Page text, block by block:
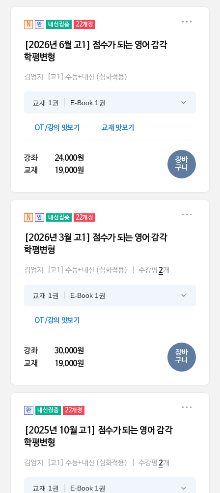
N 완 내신집중 22개정
[2026년 6월 고1] 점수가 되는 영어 감각
학평변형
김엄지 [고1] 수능+내신 (심화적용)
교재 1권 E-Book 1권
OT/강의 맛보기 교재 맛보기
강좌
24,000원
교재
19,000원
장바
구니
N 완 내신집중 22개정
[2026년 3월 고1] 점수가 되는 영어 감각
학평변형
김엄지 [고1] 수능+내신 (심화적용) 수강평 2개
교재 1권 E-Book 1권
OT/강의 맛보기
강좌
30,000원
교재
19,000원
장바
구니
완 내신집중 22개정
[2025년 10월 고1] 점수가 되는 영어 감각
학평변형
김엄지 [고1] 수능+내신 (심화적용) 수강평 2개
교재 1권 E-Book 1권